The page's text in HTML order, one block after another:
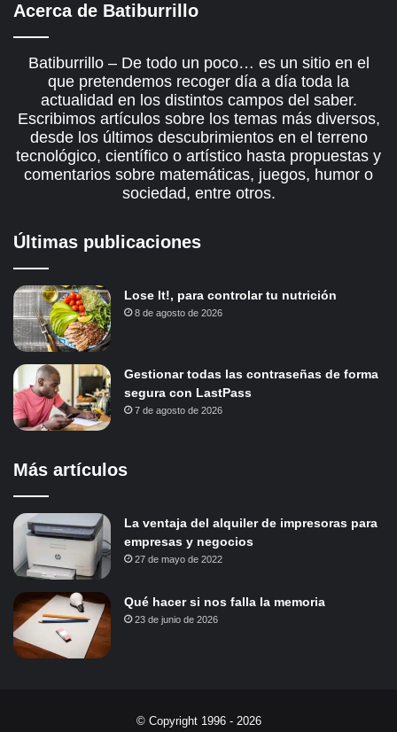
Acerca de Batiburrillo
Batiburrillo – De todo un poco… es un sitio en el
que pretendemos recoger día a día toda la
actualidad en los distintos campos del saber.
Escribimos artículos sobre los temas más diversos,
desde los últimos descubrimientos en el terreno
tecnológico, científico o artístico hasta propuestas y
comentarios sobre matemáticas, juegos, humor o
sociedad, entre otros.
Últimas publicaciones
Lose It!, para controlar tu nutrición
8 de agosto de 2026
Gestionar todas las contraseñas de forma
segura con LastPass
7 de agosto de 2026
Más artículos
La ventaja del alquiler de impresoras para
empresas y negocios
27 de mayo de 2022
Qué hacer si nos falla la memoria
23 de junio de 2026
© Copyright 1996 - 2026